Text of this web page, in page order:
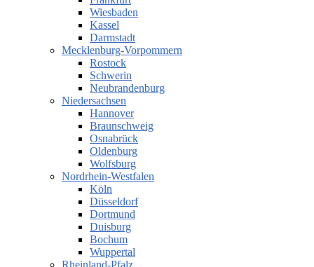
Wiesbaden
Kassel
Darmstadt
Mecklenburg-Vorpommern
Rostock
Schwerin
Neubrandenburg
Niedersachsen
Hannover
Braunschweig
Osnabrück
Oldenburg
Wolfsburg
Nordrhein-Westfalen
Köln
Düsseldorf
Dortmund
Duisburg
Bochum
Wuppertal
Rheinland-Pfalz